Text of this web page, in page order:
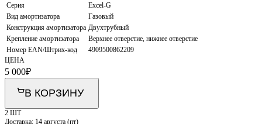
Серия
Excel-G
Вид амортизатора
Газовый
Конструкция амортизатора Двухтрубный
Крепление амортизатора
Верхнее отверстие, нижнее отверстие
Номер EAN/Штрих-код
4909500862209
ЦЕНА
5 000₽
В КОРЗИНУ
2 ШТ
Доставка: 14 августа (пт)